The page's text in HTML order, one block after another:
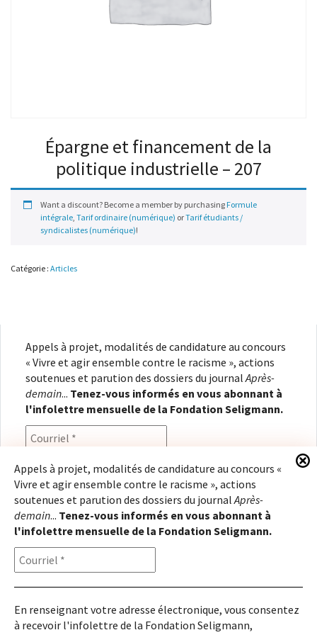
Épargne et financement de la
politique industrielle – 207
Want a discount? Become a member by purchasing Formule
intégrale, Tarif ordinaire (numérique) orTarif étudiants /
syndicalistes (numérique)!
Catégorie : Articles
Appels à projet, modalités de candidature au concours
« Vivre et agir ensemble contre le racisme », actions
soutenues et parution des dossiers du journalAprès-
demain... Tenez-vous informés en vous abonnant à
l'infolettre mensuelle de la Fondation Seligmann.
En renseignant votre adresse électronique, vous
consentez à recevoir l'infolettre de la Fondation
Seligmann, conformément à notrepolitique de
confidentialité. Il vous sera possible de vous
désabonner à tout moment.
Copyright © 2026Fondation Seligmann|Mentions légales|Crédits
Appels à projet, modalités de candidature au concours «
Vivre et agir ensemble contre le racisme », actions
soutenues et parution des dossiers du journalAprès-
demain... Tenez-vous informés en vous abonnant à
l'infolettre mensuelle de la Fondation Seligmann.
En renseignant votre adresse électronique, vous consentez
à recevoir l'infolettre de la Fondation Seligmann,